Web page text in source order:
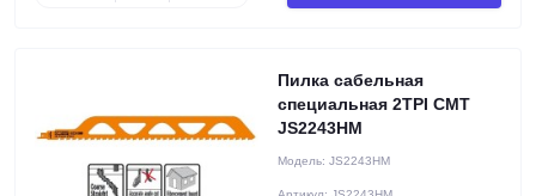
Пилка сабельная
специальная 2TPI CMT
JS2243HM
Модель: JS2243HM